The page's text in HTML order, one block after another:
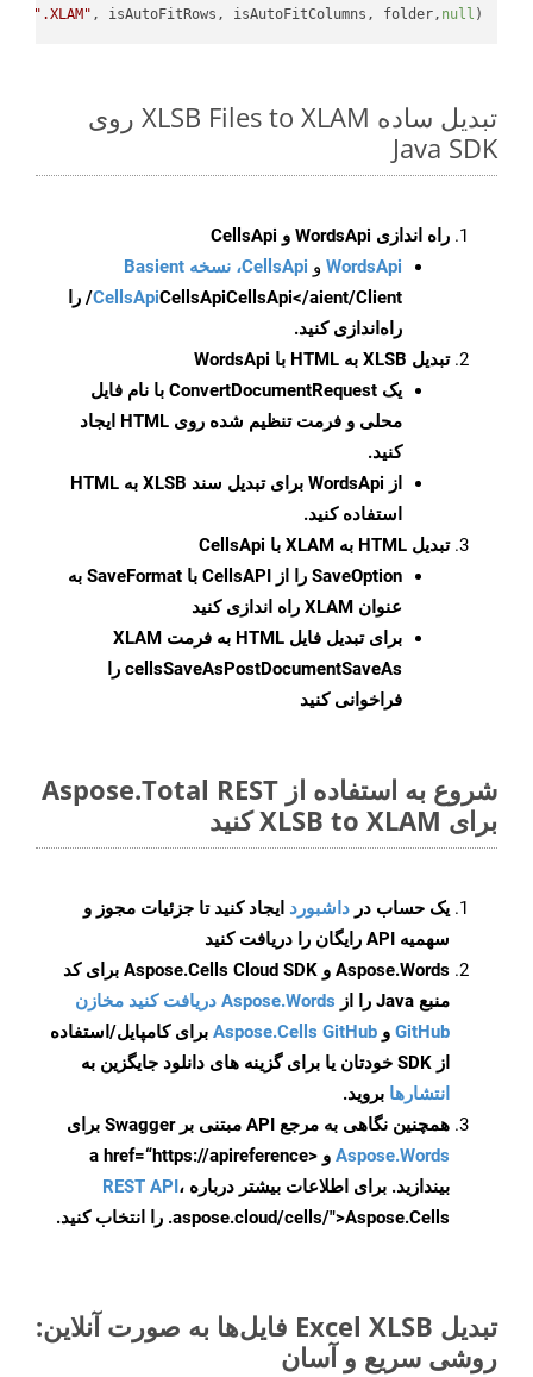
".XLAM" , isAutoFitRows, isAutoFitColumns, folder, null );
تبدیل ساده XLSB Files to XLAM روی
Java SDK
راه اندازی WordsApi و CellsApi
WordsApi و CellsApi، نسخه Basient
CellsApiCellsApi
CellsApi</aient/Client/ را
راه‌اندازی کنید.
تبدیل XLSB به HTML با WordsApi
یک ConvertDocumentRequest با نام فایل
محلی و فرمت تنظیم شده روی HTML ایجاد
کنید.
از WordsApi برای تبدیل سند XLSB به HTML
استفاده کنید.
تبدیل HTML به XLAM با CellsApi
SaveOption
را از CellsAPI با SaveFormat به
عنوان XLAM راه اندازی کنید
برای تبدیل فایل HTML به فرمت
XLAM
cellsSaveAsPostDocumentSaveAs را
فراخوانی کنید
شروع به استفاده از Aspose.Total REST
برای XLSB to XLAM کنید
یک حساب در داشبورد ایجاد کنید تا جزئیات مجوز و
سهمیه API رایگان را دریافت کنید
Aspose.Words و Aspose.Cells Cloud SDK برای کد
منبع Java را از
Aspose.Words دریافت کنید مخازن
GitHub و Aspose.Cells GitHub برای کامپایل/استفاده
از SDK خودتان یا برای گزینه های دانلود جایگزین به
انتشارها بروید.
همچنین نگاهی به مرجع API مبتنی بر Swagger برای
Aspose.Words
و <a href=“https://apireference
بیندازید. برای اطلاعات بیشتر درباره REST API،
.aspose.cloud/cells/">Aspose.Cells را انتخاب کنید.
تبدیل Excel XLSB فایل‌ها به صورت آنلاین:
روشی سریع و آسان